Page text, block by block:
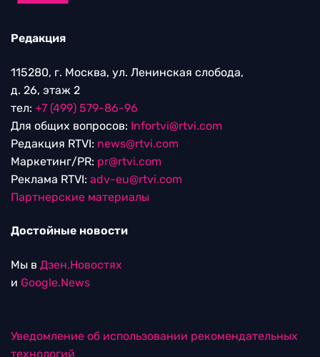
Редакция
115280, г. Москва, ул. Ленинская слобода,
д. 26, этаж 2
тел: +7 (499) 579-86-96
Для общих вопросов: Infortvi@rtvi.com
Редакция RTVI: news@rtvi.com
Маркетинг/PR: pr@rtvi.com
Реклама RTVI: adv-eu@rtvi.com
Партнерские материалы
Достойные новости
Мы в Дзен.Новостях
и Google.News
Уведомление об использовании рекомендательных
технологий